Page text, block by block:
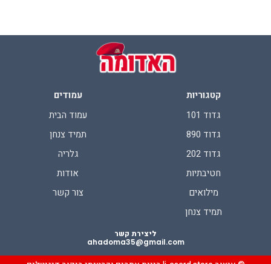
קטגוריות
גדוד 101
גדוד 890
גדוד 202
חטיבתיות
מילואים
תמיד צנחן
עמודים
עמוד הבית
תמיד צנחן
גלריה
אודות
צור קשר
ליצירת קשר
ahadoma35@gmail.com